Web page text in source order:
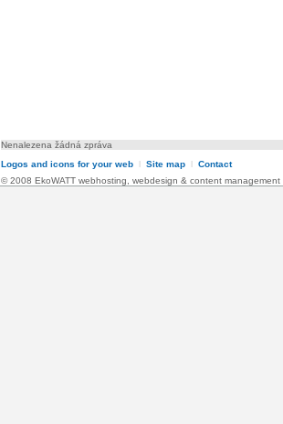
Nenalezena žádná zpráva
Logos and icons for your web l Site map l Contact
© 2008 EkoWATT webhosting, webdesign & content management